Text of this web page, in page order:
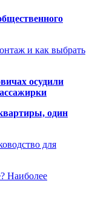
и как выбрать
осудили
один
для
Наиболее